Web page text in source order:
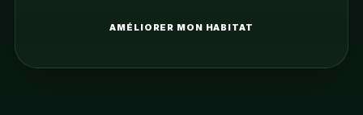
AMÉLIORER MON HABITAT